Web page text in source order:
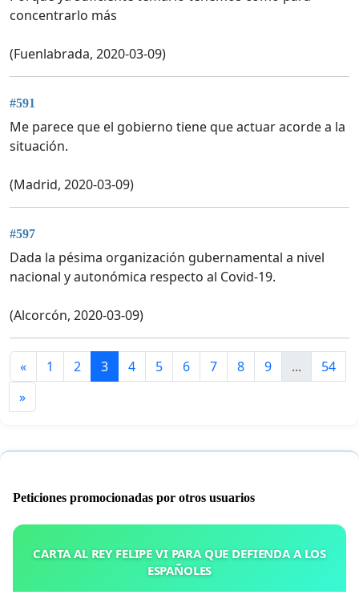
concentrarlo más
(Fuenlabrada, 2020-03-09)
#591
Me parece que el gobierno tiene que actuar acorde a la
situación.
(Madrid, 2020-03-09)
#597
Dada la pésima organización gubernamental a nivel
nacional y autonómica respecto al Covid-19.
(Alcorcón, 2020-03-09)
« 1 2 3 4 5 6 7 8 9 ...
54
»
Peticiones promocionadas por otros usuarios
CARTA AL REY FELIPE VI PARA QUE DEFIENDA A LOS
ESPAÑOLES